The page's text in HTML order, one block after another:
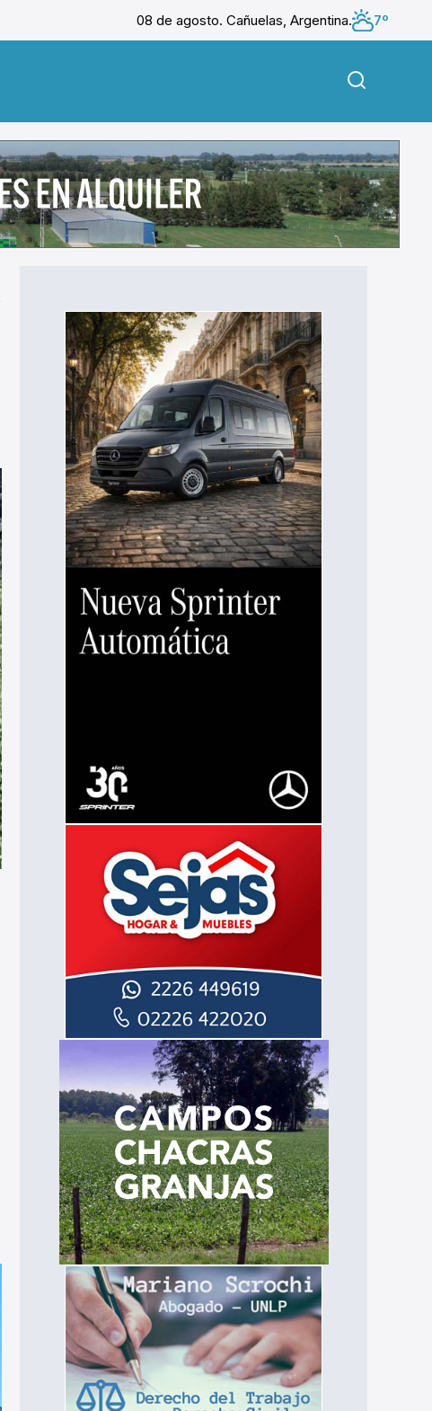
08 de agosto. Cañuelas, Argentina.
7º